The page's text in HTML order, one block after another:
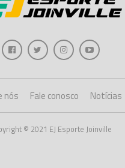
nós Fale conosco Notícias
© 2021 EJ Esporte Joinville